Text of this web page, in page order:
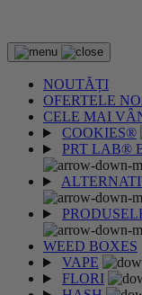
NOUTĂȚI
OFERTELE
CELE MAI
COOKIES®
PRT LAB®
WEED BOXES
VAPE
FLORI